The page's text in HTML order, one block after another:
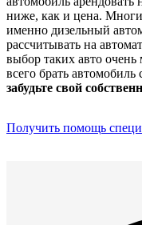
ниже, как и цена.
именно дизельный
рассчитывать на
выбор таких авто очень
всего брать
забудьте свой
Получить помощь